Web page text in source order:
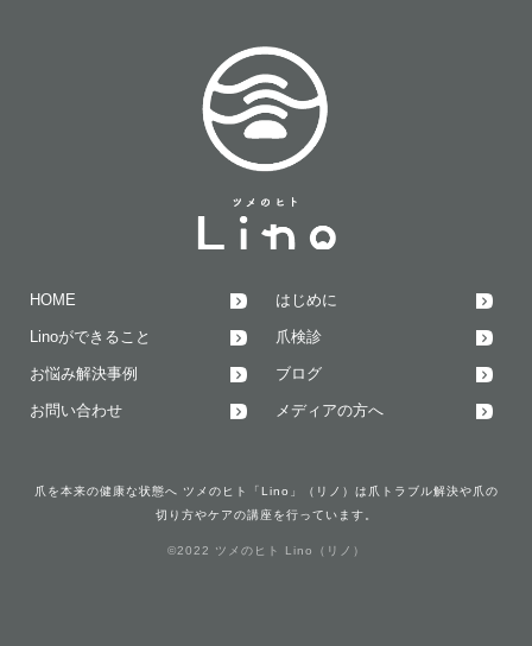
HOME はじめに
Linoができること 爪検診
お悩み解決事例 ブログ
お問い合わせ メディアの方へ
爪を本来の健康な状態へ ツメのヒト「Lino」（リノ）は爪トラブル解決や爪の
切り方やケアの講座を行っています。
©2022 ツメのヒト Lino（リノ）